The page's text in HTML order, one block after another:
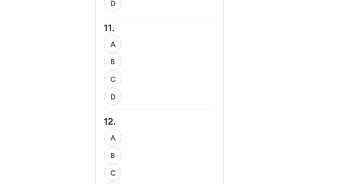
D
11.
A
B
C
D
12.
A
B
C